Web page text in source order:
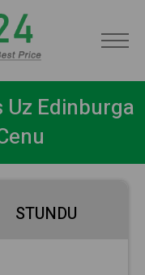
Edinburga
STUNDU